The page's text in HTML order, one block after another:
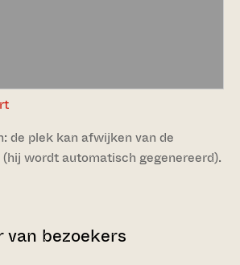
de plek kan afwijken van de
wordt automatisch gegenereerd).
bezoekers